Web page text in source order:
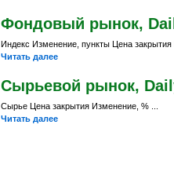
Фондовый рынок,
Индекс Изменение, пункты Цена закрытия
Читать далее
Сырьевой рынок,
Сырье Цена закрытия Изменение, % ...
Читать далее